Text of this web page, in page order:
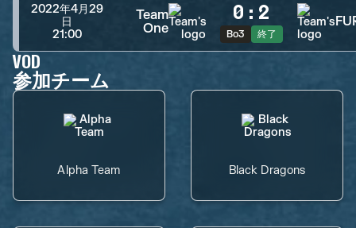
2022年4月29
日
21:00
Team
One
0 : 2
Bo3 終了
VOD
参加チーム
Alpha Team Black Dragons